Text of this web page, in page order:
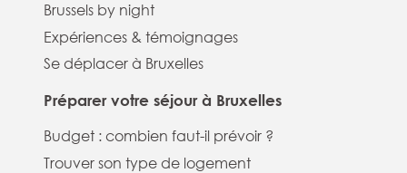
Brussels by night
Expériences & témoignages
Se déplacer à Bruxelles
Préparer votre séjour à Bruxelles
Budget : combien faut-il prévoir ?
Trouver son type de logement